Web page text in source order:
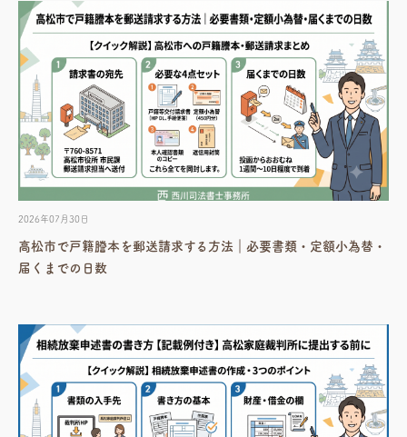
2026年07月30日
高松市で戸籍謄本を郵送請求する方法｜必要書類・定額小為替・
届くまでの日数